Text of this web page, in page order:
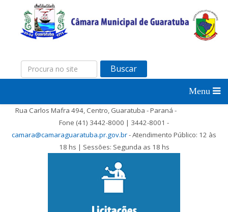
Buscar
Rua Carlos Mafra 494, Centro, Guaratuba - Paraná -
Fone (41) 3442-8000 | 3442-8001 -
camara@camaraguaratuba.pr.gov.br- Atendimento Público: 12 às
18 hs | Sessões: Segunda as 18 hs